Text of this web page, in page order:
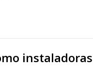
instaladoras